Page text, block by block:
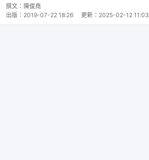
撰文： 陳俊堯
出版： 2019-07-22 18:26 更新： 2025-02-12 11:03